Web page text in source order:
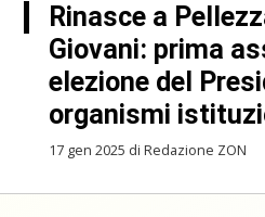
Rinasce a
Giovani: prima
elezione del
organismi
17 gen 2025 di Redazione ZON